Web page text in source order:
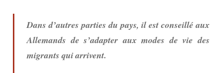
Dans d’autres parties du pays, il est conseillé aux
Allemands de s’adapter aux modes de vie des
migrants qui arrivent.